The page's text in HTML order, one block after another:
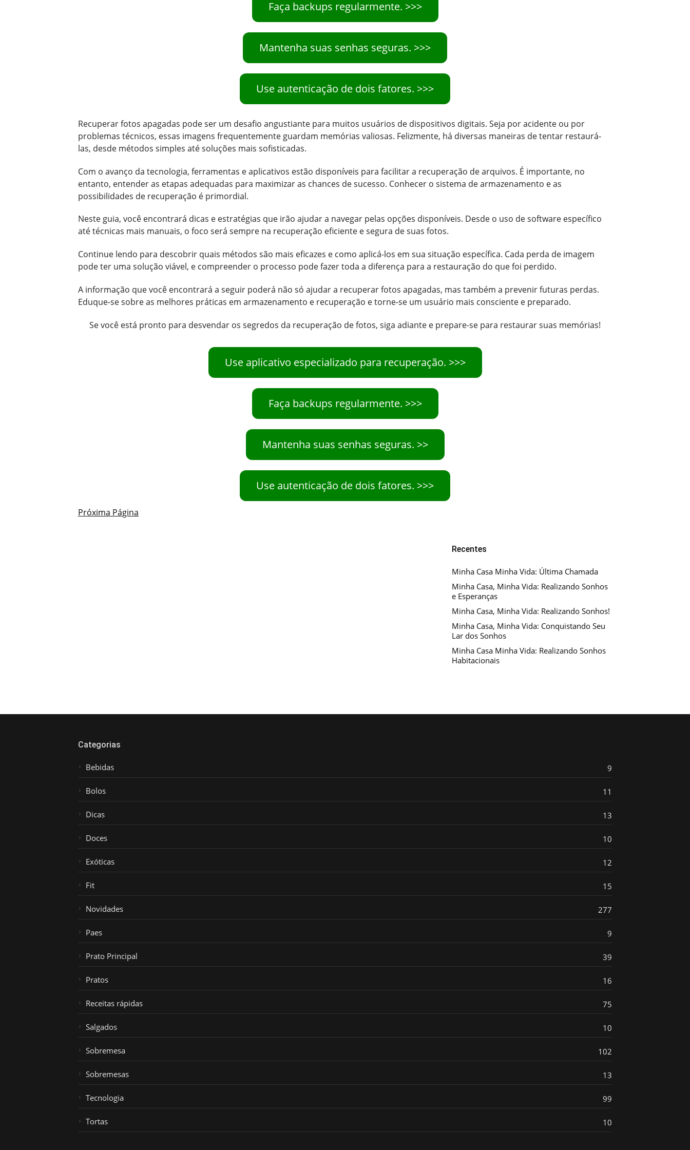
Faça backups regularmente. >>>
Mantenha suas senhas seguras. >>>
Use autenticação de dois fatores. >>>
Recuperar fotos apagadas pode ser um desafio angustiante para muitos usuários de dispositivos digitais. Seja por acidente ou por
problemas técnicos, essas imagens frequentemente guardam memórias valiosas. Felizmente, há diversas maneiras de tentar restaurá-
las, desde métodos simples até soluções mais sofisticadas.
Com o avanço da tecnologia, ferramentas e aplicativos estão disponíveis para facilitar a recuperação de arquivos. É importante, no
entanto, entender as etapas adequadas para maximizar as chances de sucesso. Conhecer o sistema de armazenamento e as
possibilidades de recuperação é primordial.
Neste guia, você encontrará dicas e estratégias que irão ajudar a navegar pelas opções disponíveis. Desde o uso de software específico
até técnicas mais manuais, o foco será sempre na recuperação eficiente e segura de suas fotos.
Continue lendo para descobrir quais métodos são mais eficazes e como aplicá-los em sua situação específica. Cada perda de imagem
pode ter uma solução viável, e compreender o processo pode fazer toda a diferença para a restauração do que foi perdido.
A informação que você encontrará a seguir poderá não só ajudar a recuperar fotos apagadas, mas também a prevenir futuras perdas.
Eduque-se sobre as melhores práticas em armazenamento e recuperação e torne-se um usuário mais consciente e preparado.
Se você está pronto para desvendar os segredos da recuperação de fotos, siga adiante e prepare-se para restaurar suas memórias!
Use aplicativo especializado para recuperação. >>>
Faça backups regularmente. >>>
Mantenha suas senhas seguras. >>
Use autenticação de dois fatores. >>>
Próxima Página
Recentes
Minha Casa Minha Vida: Última Chamada
Minha Casa, Minha Vida: Realizando Sonhos
e Esperanças
Minha Casa, Minha Vida: Realizando Sonhos!
Minha Casa, Minha Vida: Conquistando Seu
Lar dos Sonhos
Minha Casa Minha Vida: Realizando Sonhos
Habitacionais
Categorias
Bebidas 9
Bolos 11
Dicas 13
Doces 10
Exóticas 12
Fit 15
Novidades 277
Paes 9
Prato Principal 39
Pratos 16
Receitas rápidas 75
Salgados 10
Sobremesa 102
Sobremesas 13
Tecnologia 99
Tortas 10